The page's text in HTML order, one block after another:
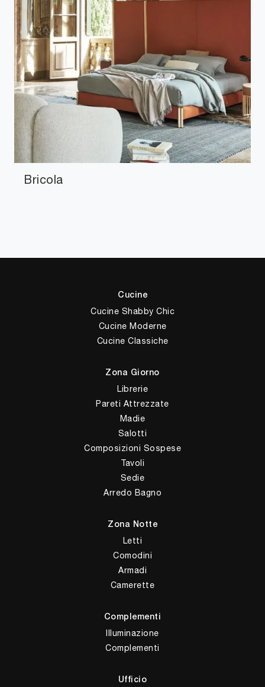
Bricola
Cucine
Cucine Shabby Chic
Cucine Moderne
Cucine Classiche
Zona Giorno
Librerie
Pareti Attrezzate
Madie
Salotti
Composizioni Sospese
Tavoli
Sedie
Arredo Bagno
Zona Notte
Letti
Comodini
Armadi
Camerette
Complementi
Illuminazione
Complementi
Ufficio